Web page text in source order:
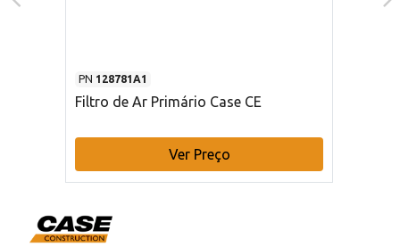
PN 128781A1
Filtro de Ar Primário Case CE
Ver Preço